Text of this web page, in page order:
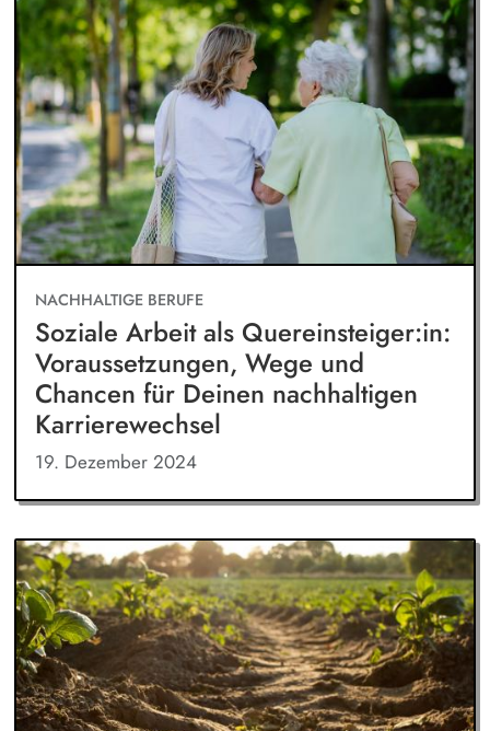
NACHHALTIGE BERUFE
Soziale Arbeit als Quereinsteiger:in:
Voraussetzungen, Wege und
Chancen für Deinen nachhaltigen
Karrierewechsel
19. Dezember 2024